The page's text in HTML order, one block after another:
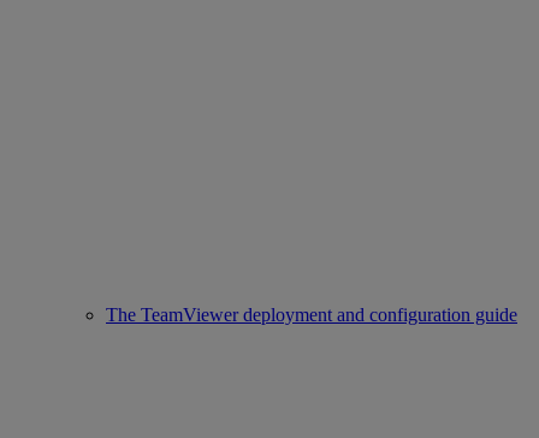
The TeamViewer deployment and configuration guide